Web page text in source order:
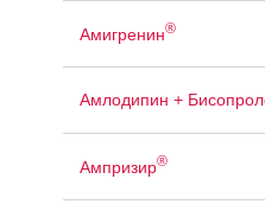
Амигренин®
Амлодипин +
Ампризир®